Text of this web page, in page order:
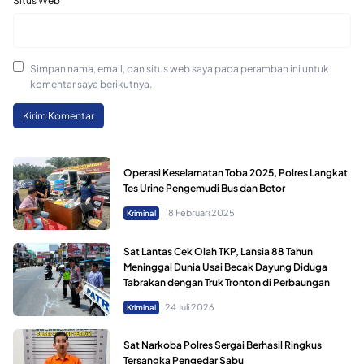
Simpan nama, email, dan situs web saya pada peramban ini untuk
komentar saya berikutnya.
Operasi Keselamatan Toba 2025, Polres Langkat
Tes Urine Pengemudi Bus dan Betor
Kriminal 18 Februari 2025
Sat Lantas Cek Olah TKP, Lansia 88 Tahun
Meninggal Dunia Usai Becak Dayung Diduga
Tabrakan dengan Truk Tronton di Perbaungan
Kriminal 24 Juli 2026
Sat Narkoba Polres Sergai Berhasil Ringkus
Tersangka Pengedar Sabu